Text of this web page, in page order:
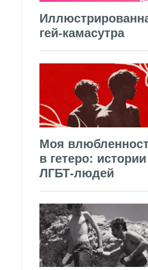
гей-камасутра
Моя
в гетеро: истории
ЛГБТ-людей